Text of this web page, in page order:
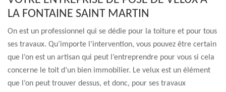
LA FONTAINE SAINT MARTIN
On est un professionnel qui se dédie pour la toiture et pour tous
ses travaux. Qu’importe l’intervention, vous pouvez être certain
que l’on est un artisan qui peut l’entreprendre pour vous si cela
concerne le toit d’un bien immobilier. Le velux est un élément
que l’on peut trouver dessus, et donc, pour ses travaux